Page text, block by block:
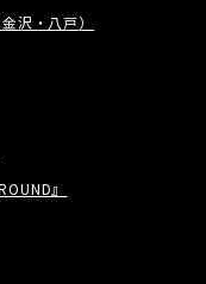
・八戸）
』